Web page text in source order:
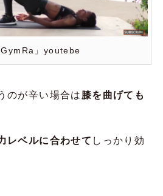
GymRa」youtebe
のが辛い場合は 膝を曲げても
レベルに合わせて しっかり効